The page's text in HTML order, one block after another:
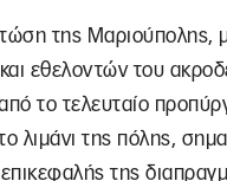
της
εθελοντών του
το τελευταίο
λιμάνι της πόλης,
της